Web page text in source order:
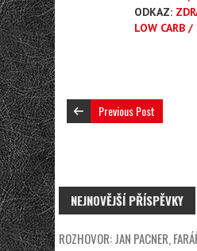
ODKAZ:
LOW CARB
Previous Post
NEJNOVĚJŠÍ PŘÍSPĚVKY
ROZHOVOR: JAN PACNER,